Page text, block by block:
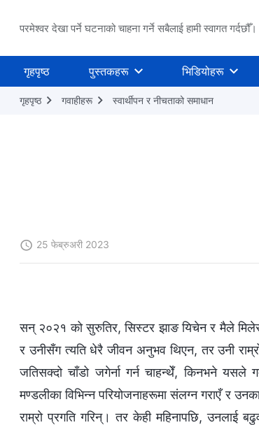
परमेश्वर देखा पर्ने घटनाको चाहना गर्ने सबैलाई हामी स्वागत गर्दछौँ।
गृहपृष्ठ पुस्तकहरू भिडियोहरू
गृहपृष्ठ गवाहीहरू स्वार्थीपन र नीचताको समाधान
25 फेब्रुअरी 2023
सन् २०२१ को सुरुतिर, सिस्टर झाङ यिचेन र मैले मिलेर
र उनीसँग त्यति धेरै जीवन अनुभव थिएन, तर उनी
जतिसक्दो चाँडो जगेर्ना गर्न चाहन्थेँ, किनभने यसले
मण्डलीका विभिन्‍न परियोजनाहरूमा संलग्‍न गराएँ र
राम्रो प्रगति गरिन्। तर केही महिनापछि, उनलाई